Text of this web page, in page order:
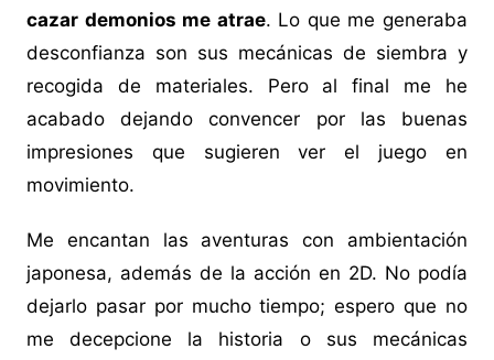
cazar demonios me atrae. Lo que me generaba
desconfianza son sus mecánicas de siembra y
recogida de materiales. Pero al final me he
acabado dejando convencer por las buenas
impresiones que sugieren ver el juego en
movimiento.
Me encantan las aventuras con ambientación
japonesa, además de la acción en 2D. No podía
dejarlo pasar por mucho tiempo; espero que no
me decepcione la historia o sus mecánicas